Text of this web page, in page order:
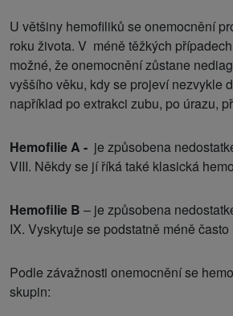
U většiny hemofiliků se onemocnění
roku života. V méně těžkých
možné, že onemocnění zůstane
vyššího věku, kdy se projeví nezvykle
například po extrakci zubu, po úrazu,
Hemofilie A - je způsobena
VIII. Někdy se jí říká také klasická
Hemofilie B – je způsobena
IX. Vyskytuje se podstatně méně
Podle závažnosti onemocnění se
skupin: